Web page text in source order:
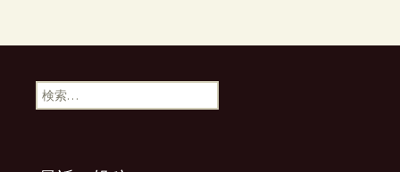
検
索